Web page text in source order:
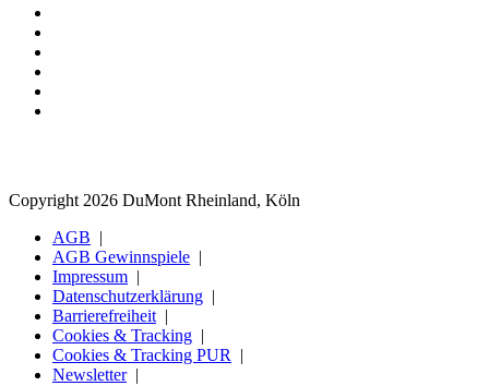
Copyright 2026 DuMont Rheinland, Köln
AGB
AGB Gewinnspiele
Impressum
Datenschutzerklärung
Barrierefreiheit
Cookies & Tracking
Cookies & Tracking PUR
Newsletter